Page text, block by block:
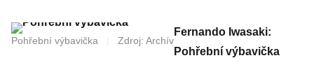
Pohřební výbavička Zdroj: Archív
Fernando Iwasaki:
Pohřební výbavička